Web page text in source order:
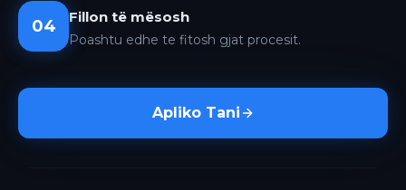
04 Fillon të mësosh
Poashtu edhe te fitosh gjat procesit.
Apliko Tani